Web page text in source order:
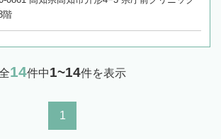
階
14件中1~14件を表示
1